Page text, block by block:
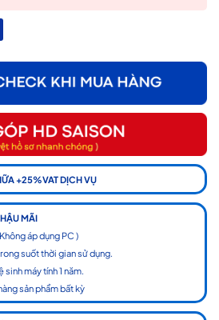
S60608 – Core i5 13420H , Ram 16GB , SSD
+25%VAT DỊCH VỤ
MÃI
áp dụng PC )
suốt thời gian sử dụng.
máy tính 1 năm.
sản phẩm bất kỳ